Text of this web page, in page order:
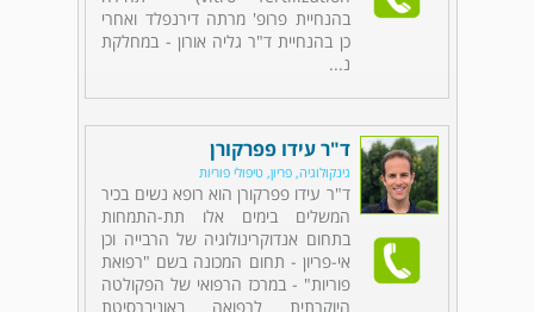
בהנחיית פרופ' מרתה דירנפלד ואחרי
כן בהנחיית ד"ר גליה אורון - במחלקת
נ...
ד"ר עידו פפרקורן
גינקולוגיה, פריון, טיפולי פוריות
ד"ר עידו פפרקורן הוא רופא נשים בכיר
המשלים בימים אלו תת-התמחות
בתחום אנדוקרינולוגיה של הרבייה וכן
אי-פריון - תחום המכונה בשם "רפואת
פוריות" - במרכז הרפואי של הפקולטה
היוקרתית לרפואה באוניברסיטת